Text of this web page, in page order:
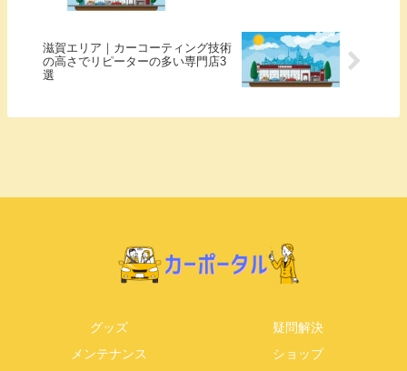
滋賀エリア｜カーコーティング技術
の高さでリピーターの多い専門店3
選
グッズ
疑問解決
メンテナンス
ショップ